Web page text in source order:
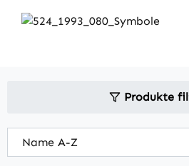
Produkte